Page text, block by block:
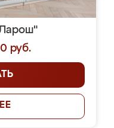
руб.